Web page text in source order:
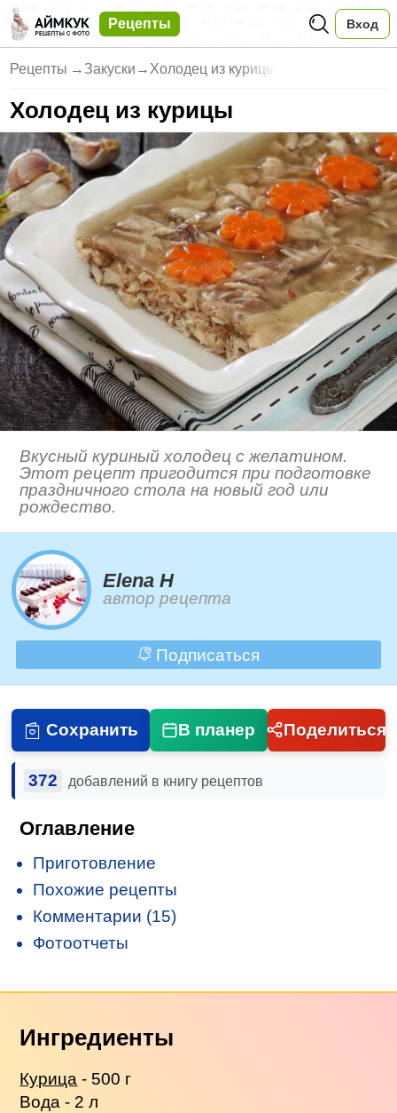
Рецепты Вход
Рецепты → Закуски → Холодец из курицы
Холодец из курицы
Вкусный куриный холодец с желатином.
Этот рецепт пригодится при подготовке
праздничного стола на новый год или
рождество.
Elena H
автор рецепта
Подписаться
Сохранить В планер Поделиться
372 добавлений в книгу рецептов
Оглавление
Приготовление
Похожие рецепты
Комментарии (15)
Фотоотчеты
Ингредиенты
Курица - 500 г
Вода - 2 л